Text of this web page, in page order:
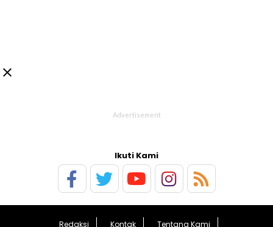

Ikuti Kami
Redaksi Kontak Tentang Kami